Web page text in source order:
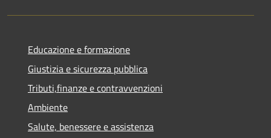
Educazione e formazione
Giustizia e sicurezza pubblica
Tributi,finanze e contravvenzioni
Ambiente
Salute, benessere e assistenza